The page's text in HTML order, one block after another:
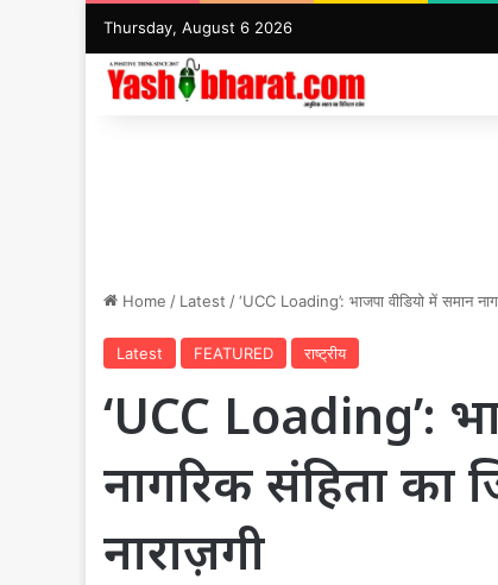
Thursday, August 6 2026
Home / Latest /‘UCC Loading’: भाजपा वीडियो में समान
Latest FEATURED राष्ट्रीय
‘UCC Loading’:
नागरिक संहिता का
नाराज़गी